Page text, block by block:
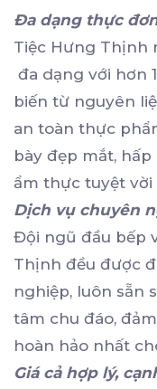
Đa dạng thực
Tiệc Hưng Thịnh
đa dạng với hơn
biến từ nguyên
an toàn thực
bày đẹp mắt,
ẩm thực tuyệt
Dịch vụ chuyên
Đội ngũ đầu bếp
Thịnh đều được
nghiệp, luôn sẵn
tâm chu đáo,
hoàn hảo nhất
Giá cả hợp lý,